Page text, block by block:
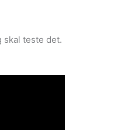
skal teste det.